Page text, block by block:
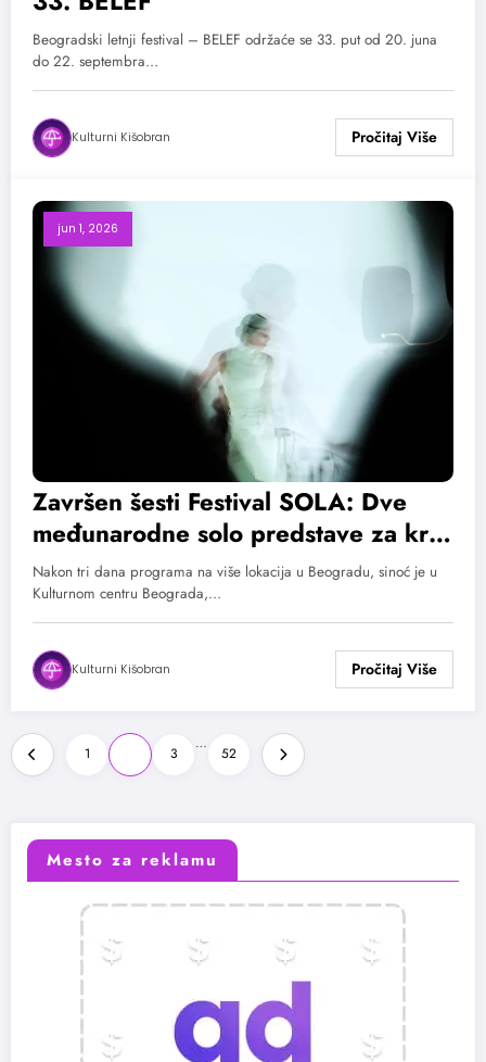
Beogradski letnji festival – BELEF održaće se 33. put od 20. juna
do 22. septembra…
Kulturni Kišobran
jun 1, 2026
Završen šesti Festival SOLA: Dve
međunarodne solo predstave za kraj
festivala
Nakon tri dana programa na više lokacija u Beogradu, sinoć je u
Kulturnom centru Beograda,…
Kulturni Kišobran
Paginacija
članaka
1 3
…
52
Mesto za reklamu